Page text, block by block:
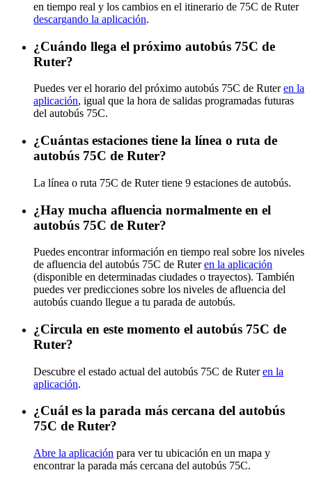
en tiempo real y los cambios en el itinerario de 75C de Ruter
descargando la aplicación.
¿Cuándo llega el próximo autobús 75C de
Ruter?
Puedes ver el horario del próximo autobús 75C de Ruteren la
aplicación, igual que la hora de salidas programadas futuras
del autobús 75C.
¿Cuántas estaciones tiene la línea o ruta de
autobús 75C de Ruter?
La línea o ruta 75C de Ruter tiene 9 estaciones de autobús.
¿Hay mucha afluencia normalmente en el
autobús 75C de Ruter?
Puedes encontrar información en tiempo real sobre los niveles
de afluencia del autobús 75C de Ruteren la aplicación
(disponible en determinadas ciudades o trayectos). También
puedes ver predicciones sobre los niveles de afluencia del
autobús cuando llegue a tu parada de autobús.
¿Circula en este momento el autobús 75C de
Ruter?
Descubre el estado actual del autobús 75C de Ruteren la
aplicación.
¿Cuál es la parada más cercana del autobús
75C de Ruter?
Abre la aplicación para ver tu ubicación en un mapa y
encontrar la parada más cercana del autobús 75C.